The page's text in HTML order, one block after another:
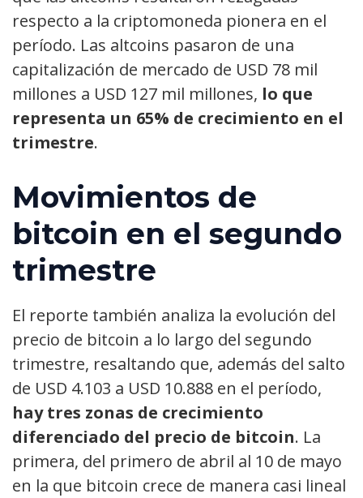
respecto a la criptomoneda pionera en el
período. Las altcoins pasaron de una
capitalización de mercado de USD 78 mil
millones a USD 127 mil millones, lo que
representa un 65% de crecimiento en el
trimestre.
Movimientos de
bitcoin en el segundo
trimestre
El reporte también analiza la evolución del
precio de bitcoin a lo largo del segundo
trimestre, resaltando que, además del salto
de USD 4.103 a USD 10.888 en el período,
hay tres zonas de crecimiento
diferenciado del precio de bitcoin. La
primera, del primero de abril al 10 de mayo
en la que bitcoin crece de manera casi lineal